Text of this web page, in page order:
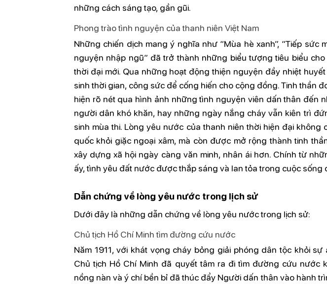
những cách sáng tạo, gần gũi.
Phong trào tình nguyện của thanh niên Việt Nam
Những chiến dịch mang ý nghĩa như “Mùa hè xanh”, “Tiếp sức
nguyện nhập ngũ” đã trở thành những biểu tượng tiêu biểu
thời đại mới. Qua những hoạt động thiện nguyện đầy nhiệt
sinh thời gian, công sức để cống hiến cho cộng đồng. Tinh thần
hiện rõ nét qua hình ảnh những tình nguyện viên dấn thân đến
người dân khó khăn, hay những ngày nắng cháy vẫn kiên trì
sinh mùa thi. Lòng yêu nước của thanh niên thời hiện đại không
quốc khỏi giặc ngoại xâm, mà còn được mở rộng thành tinh
xây dựng xã hội ngày càng văn minh, nhân ái hơn. Chính từ
ấy, tình yêu đất nước được thắp sáng và lan tỏa trong cuộc sống
Dẫn chứng về lòng yêu nước trong lịch sử
Dưới đây là những dẫn chứng về lòng yêu nước trong lịch sử:
Chủ tịch Hồ Chí Minh tìm đường cứu nước
Năm 1911, với khát vọng cháy bỏng giải phóng dân tộc khỏi
Chủ tịch Hồ Chí Minh đã quyết tâm ra đi tìm đường cứu nước
nồng nàn và ý chí bền bỉ đã thúc đẩy Người dấn thân vào hành